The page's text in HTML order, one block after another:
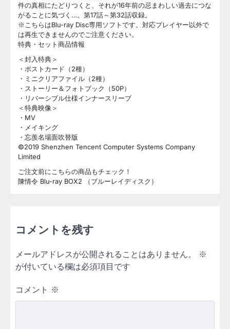
件の真相にたどりつくと、それが16年前の忌まわしい過去につな
がることに気づく…。第17話～第32話収録。
※こちらはBlu-ray Disc専用ソフトです。対応プレイヤー以外で
は再生できませんのでご注意ください。
特典・セット商品情報
＜封入特典＞
・ポストカード（2種）
・ミニクリアファイル（2種）
・ストーリー＆フォトブック（50P）
・リバーシブル仕様インナースリーブ
＜特典映像＞
・MV
・メイキング
・忘羨名場面吹替版
©2019 Shenzhen Tencent Computer Systems Company
Limited
ご注文前にこちらの商品もチェック！
陳情令 Blu-ray BOX2 （ブルーレイディスク）
コメントを残す
メールアドレスが公開されることはありません。
※
が付いている欄は必須項目です
コメント ※